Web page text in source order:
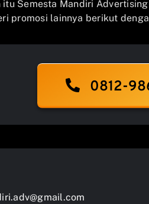
Semesta Mandiri
promosi lainnya berikut
0812-